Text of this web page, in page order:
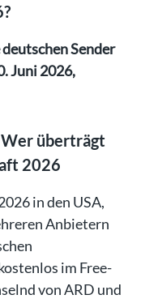
Sender
Juni 2026,
Wer überträgt
2026
in den USA,
Anbietern
im Free-
von ARD und